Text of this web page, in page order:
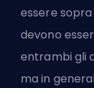
essere
devono
entrambi gli
ma in